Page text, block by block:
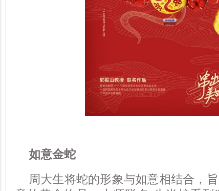
如意金蛇
周大生将蛇的形象与如意相结合，